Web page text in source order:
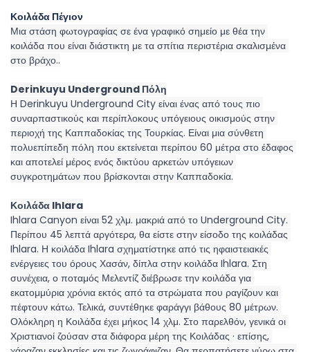
Κοιλάδα Πέγιον
Μια στάση φωτογραφίας σε ένα γραφικό σημείο με θέα την
κοιλάδα που είναι διάστικτη με τα σπίτια περιστέρια σκαλισμένα
στο βράχο..
Derinkuyu Underground Πόλη
Η Derinkuyu Underground City είναι ένας από τους πιο
συναρπαστικούς και περίπλοκους υπόγειους οικισμούς στην
περιοχή της Καππαδοκίας της Τουρκίας. Είναι μια σύνθετη
πολυεπίπεδη πόλη που εκτείνεται περίπου 60 μέτρα στο έδαφος
και αποτελεί μέρος ενός δικτύου αρκετών υπόγειων
συγκροτημάτων που βρίσκονται στην Καππαδοκία.
Κοιλάδα Ihlara
Ihlara Canyon είναι 52 χλμ. μακριά από το Underground City.
Περίπου 45 λεπτά αργότερα, θα είστε στην είσοδο της κοιλάδας
Ihlara. Η κοιλάδα Ihlara σχηματίστηκε από τις ηφαιστειακές
ενέργειες του όρους Χασάν, δίπλα στην κοιλάδα Ihlara. Στη
συνέχεια, ο ποταμός Μελεντίζ διέβρωσε την κοιλάδα για
εκατομμύρια χρόνια εκτός από τα στρώματα που ραγίζουν και
πέφτουν κάτω. Τελικά, συντέθηκε φαράγγι βάθους 80 μέτρων.
Ολόκληρη η Κοιλάδα έχει μήκος 14 χλμ. Στο παρελθόν, γενικά οι
Χριστιανοί ζούσαν στα διάφορα μέρη της Κοιλάδας · επίσης,